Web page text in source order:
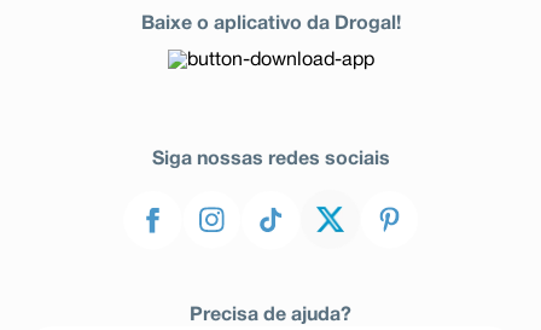
Baixe o aplicativo da Drogal!
Siga nossas redes sociais
Precisa de ajuda?